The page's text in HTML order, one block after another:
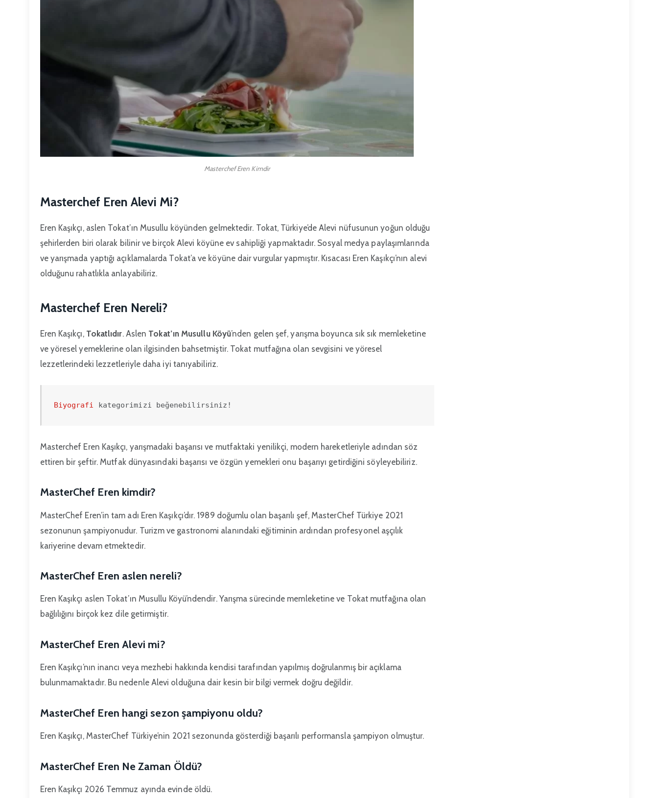
Masterchef Eren Kimdir
Masterchef Eren Alevi Mi?
Eren Kaşıkçı, aslen Tokat’ın Musullu köyünden gelmektedir. Tokat, Türkiye’de Alevi nüfusunun yoğun olduğu
şehirlerden biri olarak bilinir ve birçok Alevi köyüne ev sahipliği yapmaktadır. Sosyal medya paylaşımlarında
ve yarışmada yaptığı açıklamalarda Tokat’a ve köyüne dair vurgular yapmıştır. Kısacası Eren Kaşıkçı’nın alevi
olduğunu rahatlıkla anlayabiliriz.
Masterchef Eren Nereli?
Eren Kaşıkçı, Tokatlıdır. Aslen Tokat’ın Musullu Köyü’nden gelen şef, yarışma boyunca sık sık memleketine
ve yöresel yemeklerine olan ilgisinden bahsetmiştir. Tokat mutfağına olan sevgisini ve yöresel
lezzetlerindeki lezzetleriyle daha iyi tanıyabiliriz.
Biyografi kategorimizi beğenebilirsiniz!
Masterchef Eren Kaşıkçı, yarışmadaki başarısı ve mutfaktaki yenilikçi, modern hareketleriyle adından söz
ettiren bir şeftir. Mutfak dünyasındaki başarısı ve özgün yemekleri onu başarıyı getirdiğini söyleyebiliriz.
MasterChef Eren kimdir?
MasterChef Eren’in tam adı Eren Kaşıkçı’dır. 1989 doğumlu olan başarılı şef, MasterChef Türkiye 2021
sezonunun şampiyonudur. Turizm ve gastronomi alanındaki eğitiminin ardından profesyonel aşçılık
kariyerine devam etmektedir.
MasterChef Eren aslen nereli?
Eren Kaşıkçı aslen Tokat’ın Musullu Köyü’ndendir. Yarışma sürecinde memleketine ve Tokat mutfağına olan
bağlılığını birçok kez dile getirmiştir.
MasterChef Eren Alevi mi?
Eren Kaşıkçı’nın inancı veya mezhebi hakkında kendisi tarafından yapılmış doğrulanmış bir açıklama
bulunmamaktadır. Bu nedenle Alevi olduğuna dair kesin bir bilgi vermek doğru değildir.
MasterChef Eren hangi sezon şampiyonu oldu?
Eren Kaşıkçı, MasterChef Türkiye’nin 2021 sezonunda gösterdiği başarılı performansla şampiyon olmuştur.
MasterChef Eren Ne Zaman Öldü?
Eren Kaşıkçı 2026 Temmuz ayında evinde öldü.